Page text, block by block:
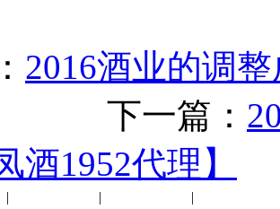
2016酒业的调
下一篇：
酒1952代理】
| | |